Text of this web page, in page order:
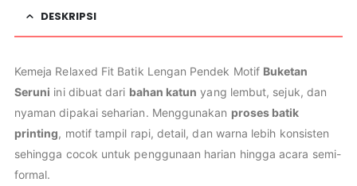
DESKRIPSI
Kemeja Relaxed Fit Batik Lengan Pendek Motif Buketan
Seruni ini dibuat dari bahan katun yang lembut, sejuk, dan
nyaman dipakai seharian. Menggunakan proses batik
printing, motif tampil rapi, detail, dan warna lebih konsisten
sehingga cocok untuk penggunaan harian hingga acara semi-
formal.